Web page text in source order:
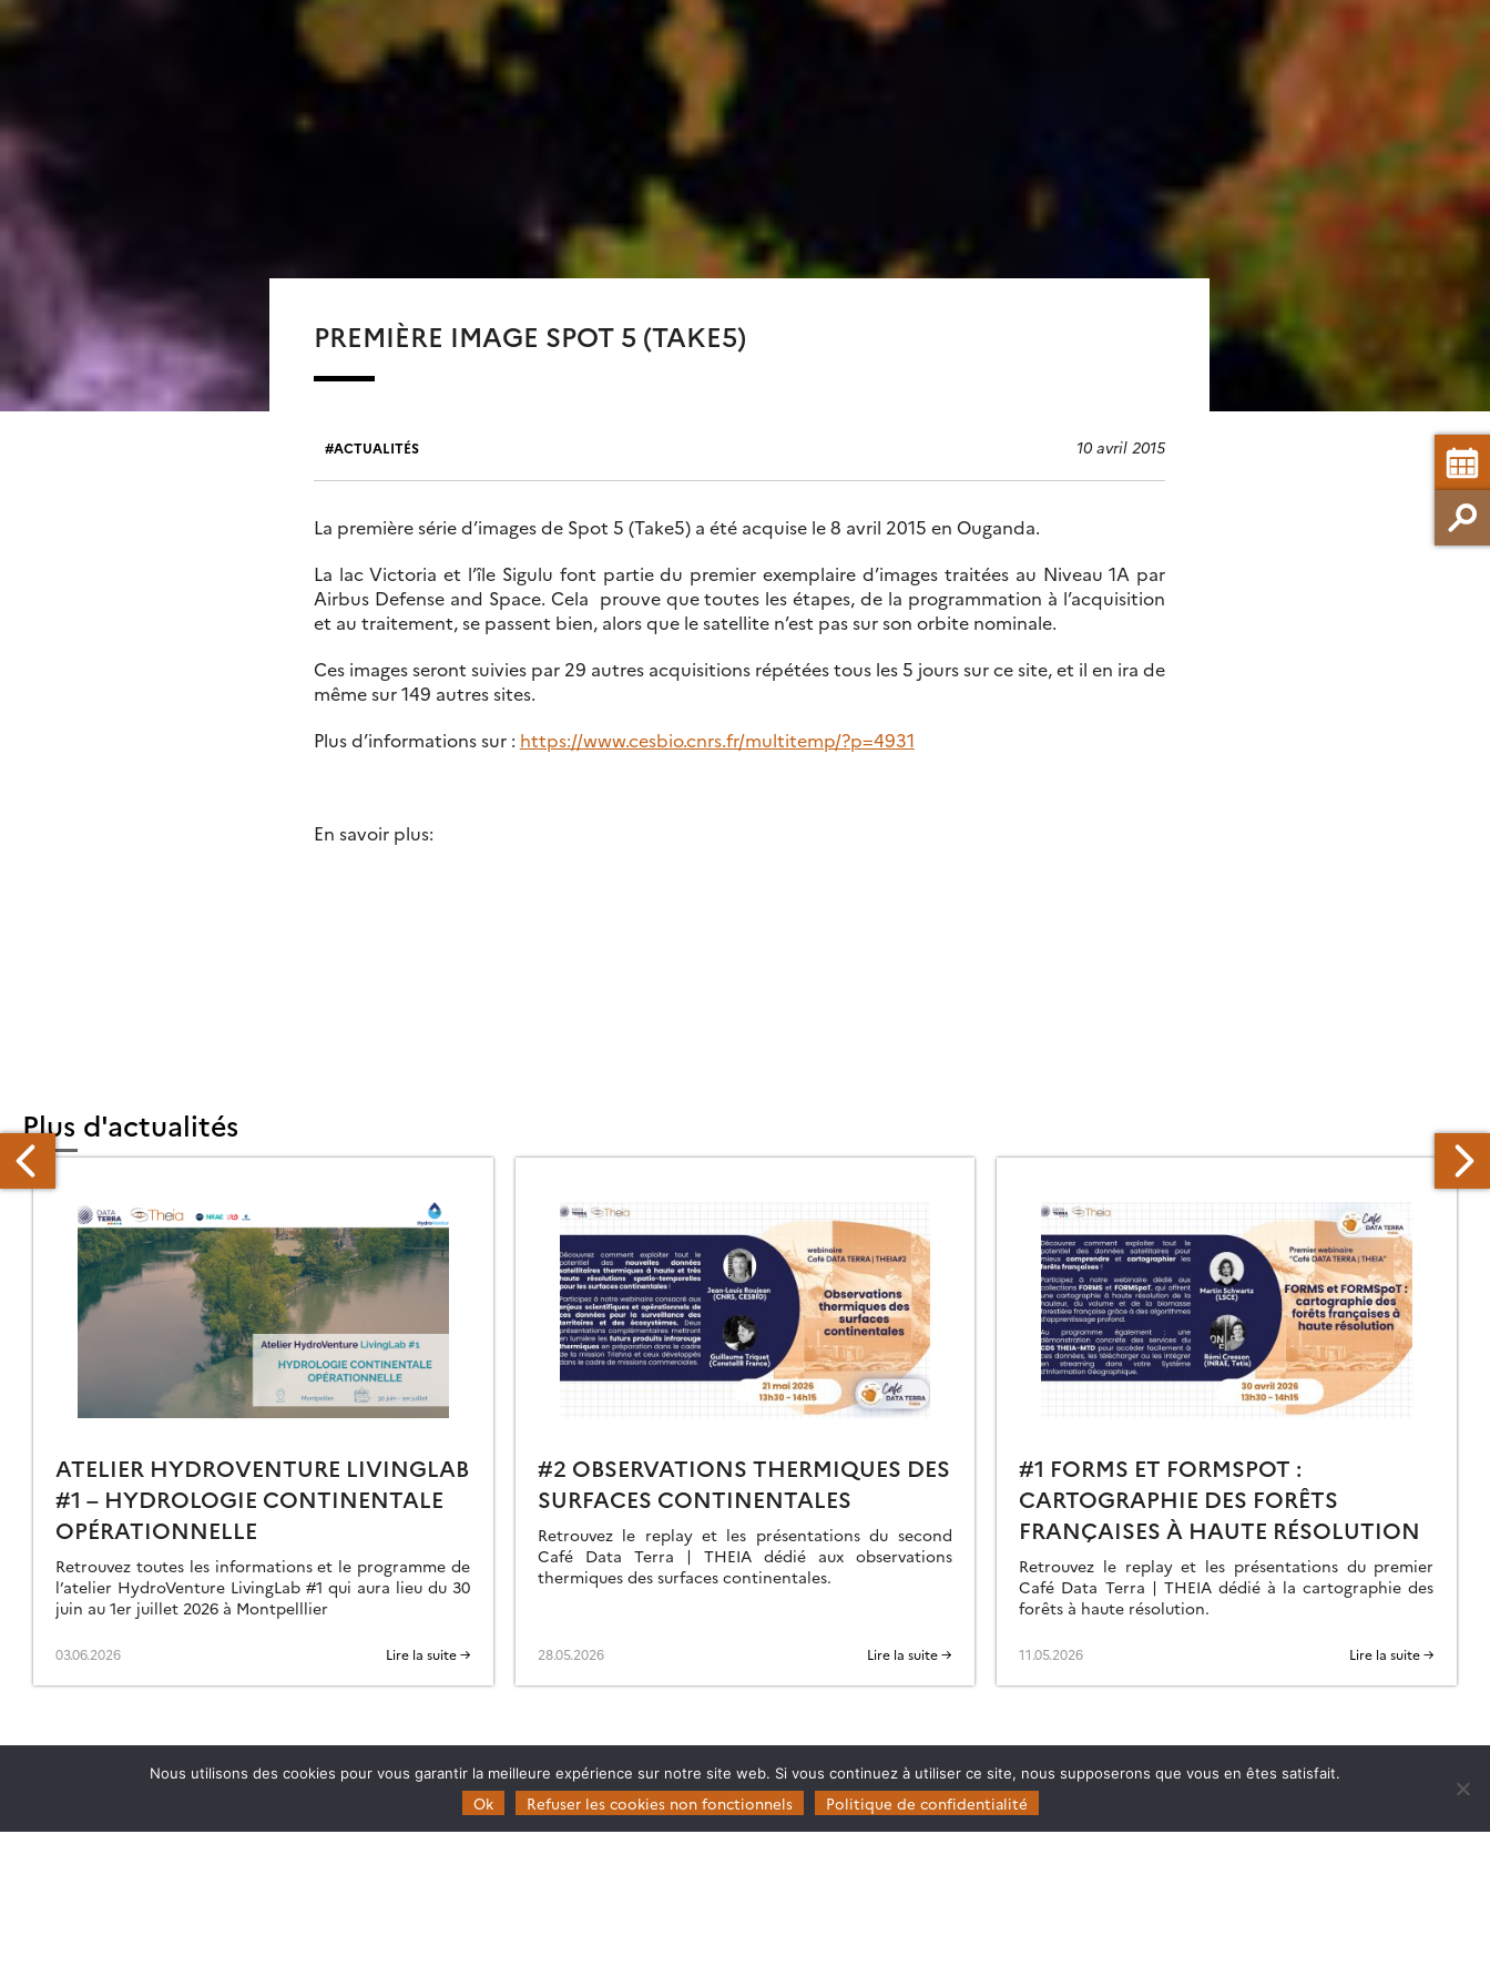
PREMIÈRE IMAGE SPOT 5 (TAKE5)
ACTUALITÉS 10 avril 2015
La première série d’images de Spot 5 (Take5) a été acquise le 8 avril 2015 en Ouganda.
La lac Victoria et l’île Sigulu font partie du premier exemplaire d’images traitées au Niveau 1A par
Airbus Defense and Space. Cela prouve que toutes les étapes, de la programmation à l’acquisition
et au traitement, se passent bien, alors que le satellite n’est pas sur son orbite nominale.
Ces images seront suivies par 29 autres acquisitions répétées tous les 5 jours sur ce site, et il en ira de
même sur 149 autres sites.
Plus d’informations sur : https://www.cesbio.cnrs.fr/multitemp/?p=4931
En savoir plus:
Plus d'actualités
ATELIER HYDROVENTURE LIVINGLAB
#1 – HYDROLOGIE CONTINENTALE
OPÉRATIONNELLE
Retrouvez toutes les informations et le programme de
l’atelier HydroVenture LivingLab #1 qui aura lieu du 30
juin au 1er juillet 2026 à Montpelllier
03.06.2026 Lire la suite →
#2 OBSERVATIONS THERMIQUES DES
SURFACES CONTINENTALES
Retrouvez le replay et les présentations du second
Café Data Terra | THEIA dédié aux observations
thermiques des surfaces continentales.
28.05.2026 Lire la suite →
#1 FORMS ET FORMSPOT :
CARTOGRAPHIE DES FORÊTS
FRANÇAISES À HAUTE RÉSOLUTION
Retrouvez le replay et les présentations du premier
Café Data Terra | THEIA dédié à la cartographie des
forêts à haute résolution.
11.05.2026 Lire la suite →
Domaines d’expertise Restez en contact us us us us
Nous utilisons des cookies pour vous garantir la meilleure expérience sur notre site web. Si vous continuez à utiliser ce site, nous supposerons que vous en êtes satisfait.
Ok Refuser les cookies non fonctionnels Politique de confidentialité